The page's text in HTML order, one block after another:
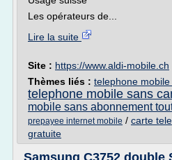
Les opérateurs de...
Lire la suite
Site : https://www.aldi-mobile.ch
Thèmes liés : telephone
telephone mobile sans
mobile sans abonnement
prepayee internet mobile / carte
gratuite
Samsung C3752 double